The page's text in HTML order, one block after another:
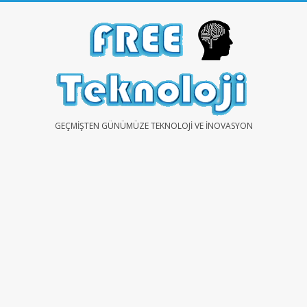
FREEGEÇMIŞTEN GÜNÜMÜZE TEKNOLOJI VE İNOVASYON